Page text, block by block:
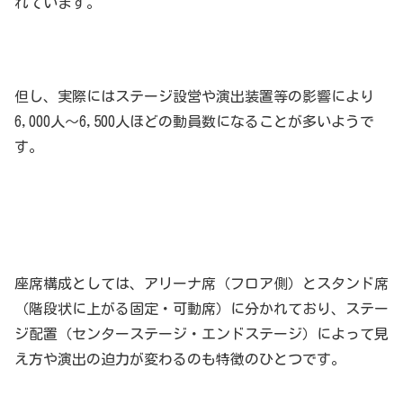
但し、実際にはステージ設営や演出装置等の影響により
6,000人～6,500人ほどの動員数になることが多いようで
す。
座席構成としては、アリーナ席（フロア側）とスタンド席
（階段状に上がる固定・可動席）に分かれており、ステー
ジ配置（センターステージ・エンドステージ）によって見
え方や演出の迫力が変わるのも特徴のひとつです。